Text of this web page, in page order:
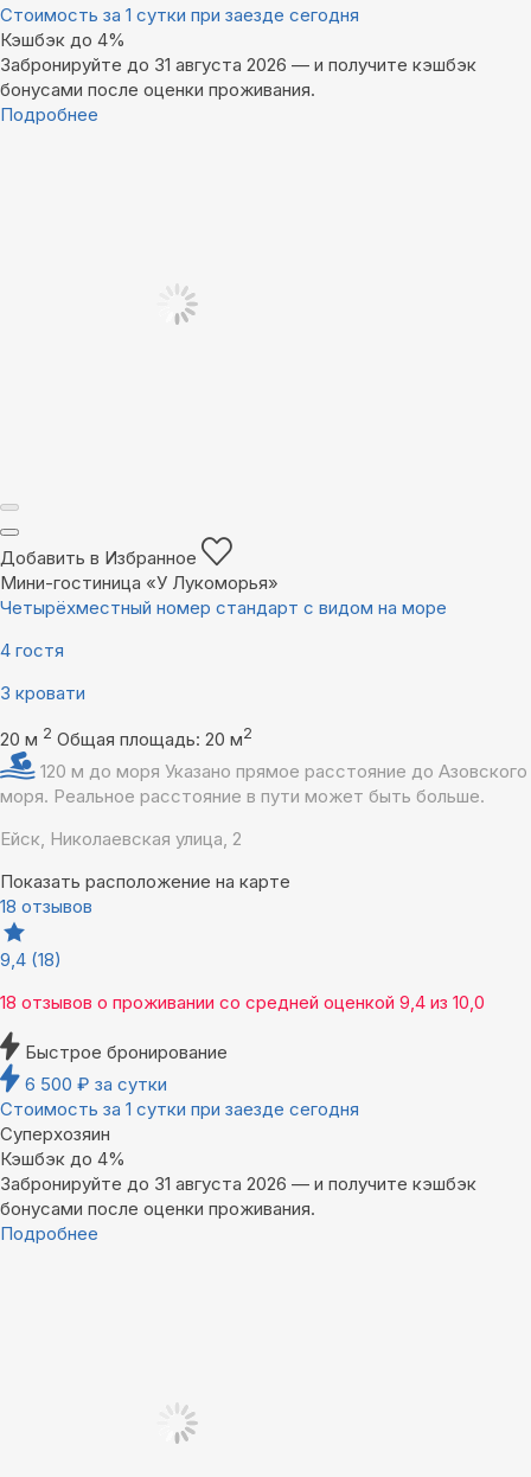
Стоимость за 1 сутки при заезде сегодня
Кэшбэк до 4%
Забронируйте до 31 августа 2026 — и получите кэшбэк
бонусами после оценки проживания.
Подробнее
Добавить в Избранное
Мини-гостиница «У Лукоморья»
Четырёхместный номер стандарт с видом на море
4 гостя
3 кровати
20 м 2 Общая площадь: 20 м2
120 м до моря Указано прямое расстояние до Азовского
моря. Реальное расстояние в пути может быть больше.
Ейск, Николаевская улица, 2
Показать расположение на карте
18 отзывов
9,4 (18)
18 отзывов о проживании со средней оценкой 9,4 из 10,0
Быстрое бронирование
6 500 ₽ за сутки
Стоимость за 1 сутки при заезде сегодня
Суперхозяин
Кэшбэк до 4%
Забронируйте до 31 августа 2026 — и получите кэшбэк
бонусами после оценки проживания.
Подробнее